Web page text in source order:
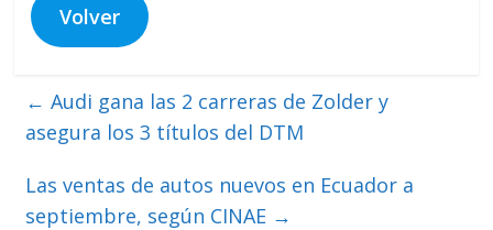
Volver
← Audi gana las 2 carreras de Zolder y
asegura los 3 títulos del DTM
Las ventas de autos nuevos en Ecuador a
septiembre, según CINAE →